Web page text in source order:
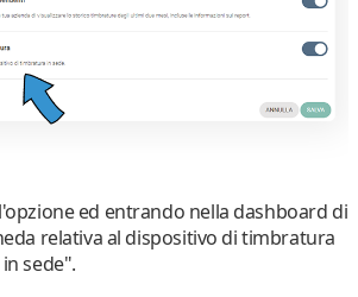
ed entrando nella dashboard di
relativa al dispositivo di timbratura
sede".